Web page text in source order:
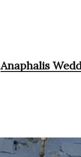
Anaphalis